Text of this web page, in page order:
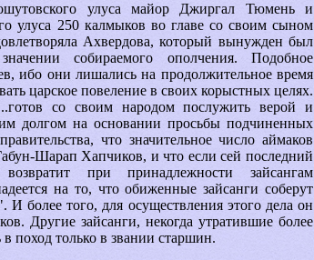
улуса майор Джиргал Тюмень и
улуса 250 калмыков во главе со своим сыном
Ахвердова, который вынужден был
собираемого ополчения. Подобное
ибо они лишались на продолжительное время
царское повеление в своих корыстных целях.
со своим народом послужить верой и
долгом на основании просьбы подчиненных
что значительное число аймаков
Шарап Хапчиков, и что если сей последний
при принадлежности зайсангам
на то, что обиженные зайсанги соберут
И более того, для осуществления этого дела он
Другие зайсанги, некогда утратившие более
поход только в звании старшин.